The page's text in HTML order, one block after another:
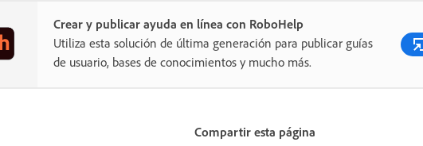
Crear y publicar ayuda en línea con RoboHelp
Utiliza esta solución de última generación para publicar guías
de usuario, bases de conocimientos y mucho más.
Compartir esta página